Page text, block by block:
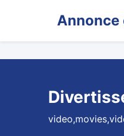
Annonce